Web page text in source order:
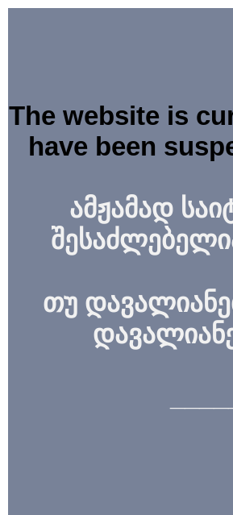
The website is
have been
ამჟამად
თუ